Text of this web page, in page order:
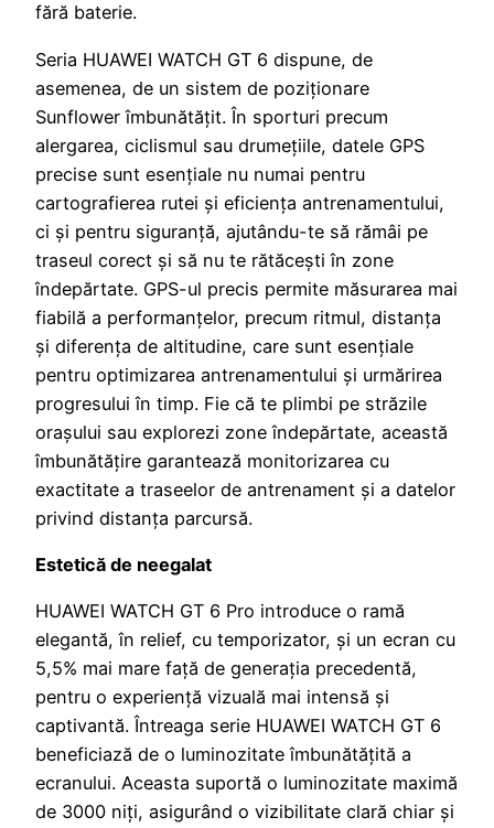
fără baterie.
Seria HUAWEI WATCH GT 6 dispune, de
asemenea, de un sistem de poziționare
Sunflower îmbunătățit. În sporturi precum
alergarea, ciclismul sau drumețiile, datele GPS
precise sunt esențiale nu numai pentru
cartografierea rutei și eficiența antrenamentului,
ci și pentru siguranță, ajutându-te să rămâi pe
traseul corect și să nu te rătăcești în zone
îndepărtate. GPS-ul precis permite măsurarea mai
fiabilă a performanțelor, precum ritmul, distanța
și diferența de altitudine, care sunt esențiale
pentru optimizarea antrenamentului și urmărirea
progresului în timp. Fie că te plimbi pe străzile
orașului sau explorezi zone îndepărtate, această
îmbunătățire garantează monitorizarea cu
exactitate a traseelor de antrenament și a datelor
privind distanța parcursă.
Estetică de neegalat
HUAWEI WATCH GT 6 Pro introduce o ramă
elegantă, în relief, cu temporizator, și un ecran cu
5,5% mai mare față de generația precedentă,
pentru o experiență vizuală mai intensă și
captivantă. Întreaga serie HUAWEI WATCH GT 6
beneficiază de o luminozitate îmbunătățită a
ecranului. Aceasta suportă o luminozitate maximă
de 3000 niți, asigurând o vizibilitate clară chiar și